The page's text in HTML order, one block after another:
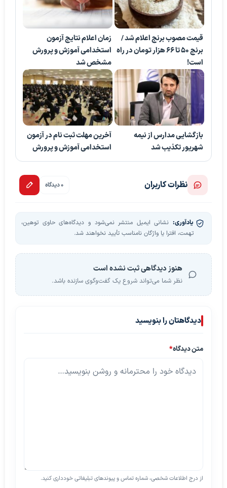
قیمت مصوب برنج اعلام شد /
برنج ۵۰ تا ۶۶ هزار تومان در راه
است!
زمان اعلام نتایج آزمون
استخدامی آموزش و پرورش
مشخص شد
بازگشایی مدارس از نیمه
شهریور تکذیب شد
آخرین مهلت ثبت نام در آزمون
استخدامی آموزش و پرورش
نظرات کاربران 0 دیدگاه
یادآوری: نشانی ایمیل منتشر نمی‌شود و دیدگاه‌های حاوی توهین،
تهمت، افترا یا واژگان نامناسب تأیید نخواهند شد.
هنوز دیدگاهی ثبت نشده است
نظر شما می‌تواند شروع یک گفت‌وگوی سازنده باشد.
دیدگاهتان را بنویسید
متن دیدگاه*
از درج اطلاعات شخصی، شماره تماس و پیوندهای تبلیغاتی خودداری کنید.